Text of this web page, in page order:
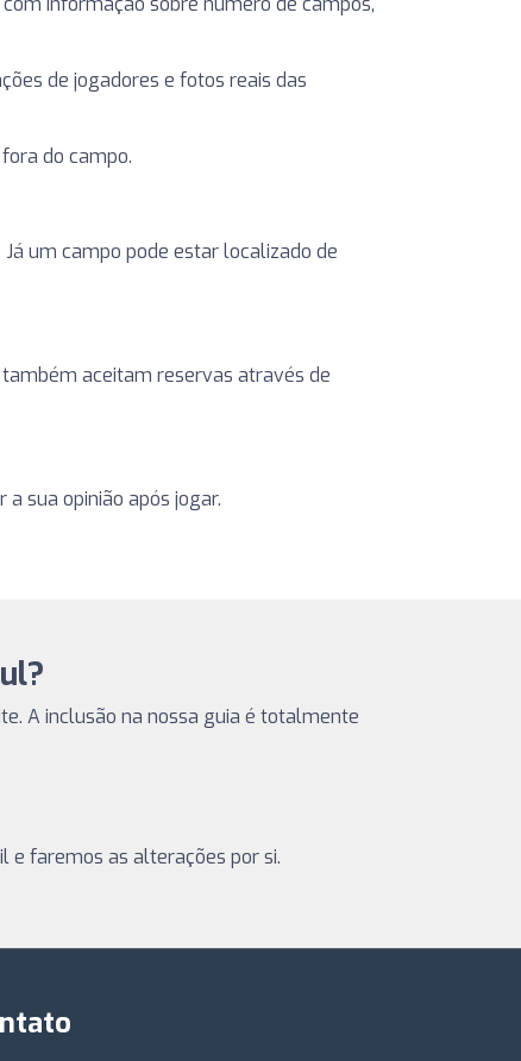
de jogadores e fotos reais das
do campo.
um campo pode estar localizado de
aceitam reservas através de
sua opinião após jogar.
A inclusão na nossa guia é totalmente
e faremos as alterações por si.